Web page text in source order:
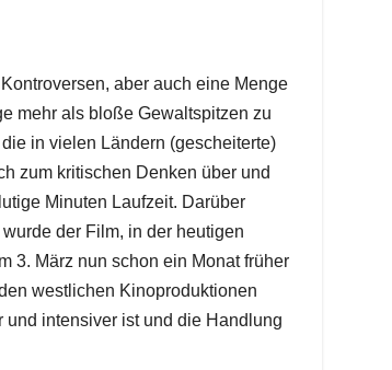
aber auch eine Menge
mehr als bloße Gewaltspitzen zu
in vielen Ländern (gescheiterte)
zum kritischen Denken über und
Minuten Laufzeit. Darüber
der Film, in der heutigen
3. März nun schon ein Monat früher
westlichen Kinoproduktionen
intensiver ist und die Handlung